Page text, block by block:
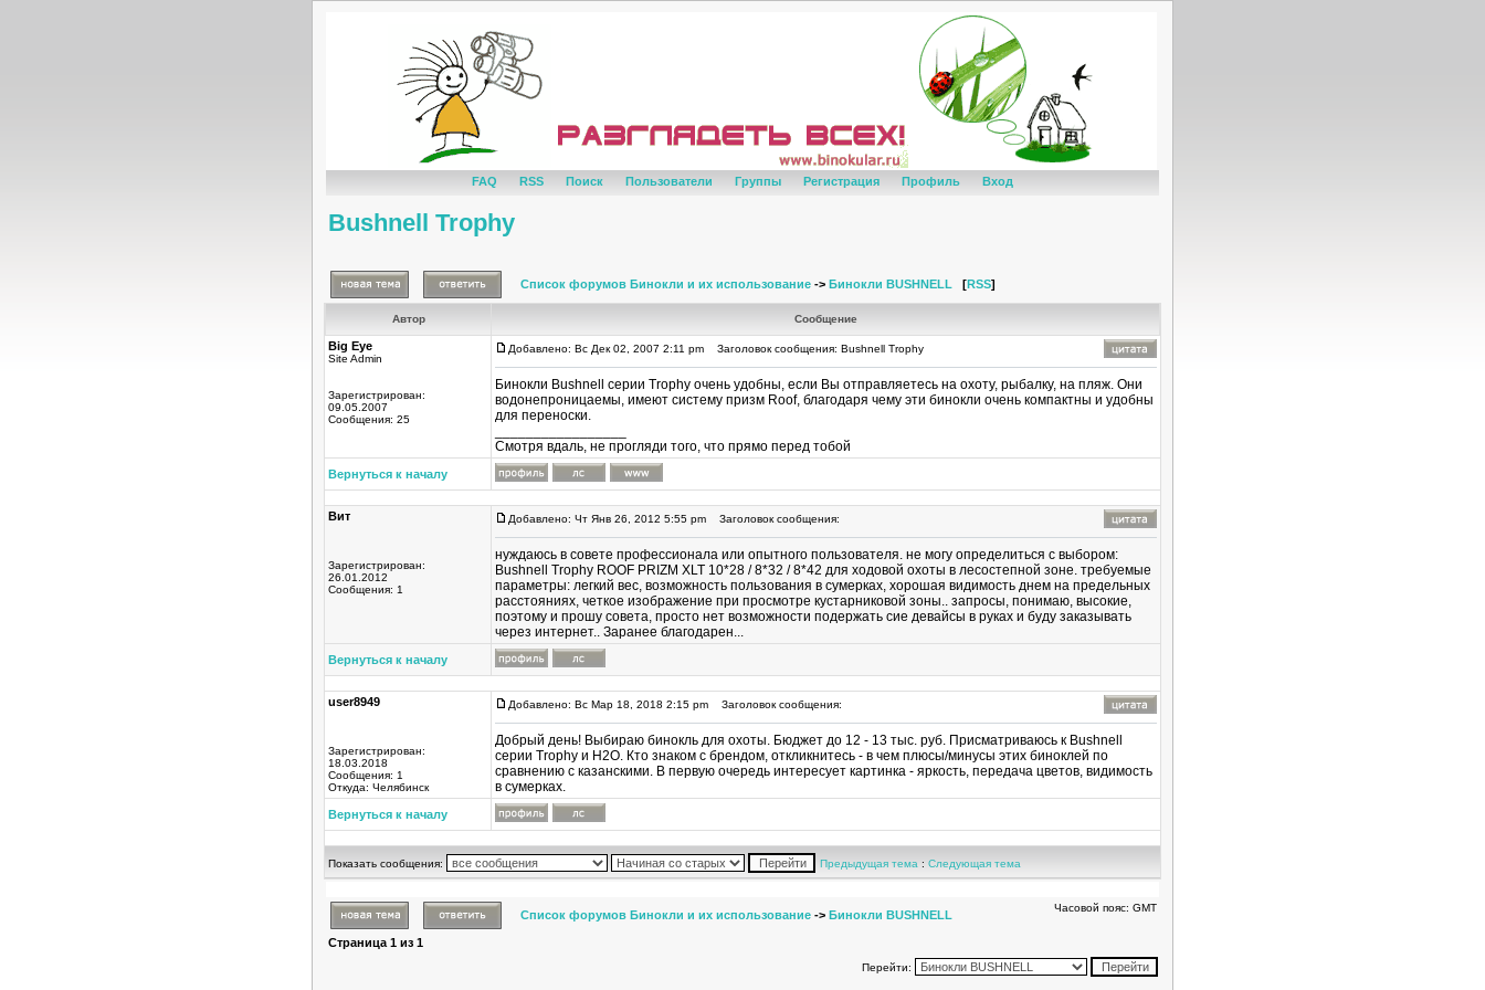
FAQ RSS Поиск Пользователи Группы Регистрация Профиль Вход
Bushnell Trophy
Список форумов Бинокли и их использование -> Бинокли BUSHNELL [RSS]
Автор Сообщение
Big Eye
Site Admin
Зарегистрирован:
09.05.2007
Сообщения: 25
Добавлено: Вс Дек 02, 2007 2:11 pm Заголовок сообщения: Bushnell Trophy
Бинокли Bushnell серии Trophy очень удобны, если Вы отправляетесь на охоту, рыбалку, на пляж. Они
водонепроницаемы, имеют систему призм Roof, благодаря чему эти бинокли очень компактны и удобны
для переноски.
Смотря вдаль, не прогляди того, что прямо перед тобой
Вернуться к началу
Вит
Зарегистрирован:
26.01.2012
Сообщения: 1
Добавлено: Чт Янв 26, 2012 5:55 pm Заголовок сообщения:
нуждаюсь в совете профессионала или опытного пользователя. не могу определиться с выбором:
Bushnell Trophy ROOF PRIZM XLT 10*28 / 8*32 / 8*42 для ходовой охоты в лесостепной зоне. требуемые
параметры: легкий вес, возможность пользования в сумерках, хорошая видимость днем на предельных
расстояниях, четкое изображение при просмотре кустарниковой зоны.. запросы, понимаю, высокие,
поэтому и прошу совета, просто нет возможности подержать сие девайсы в руках и буду заказывать
через интернет.. Заранее благодарен...
Вернуться к началу
user8949
Зарегистрирован:
18.03.2018
Сообщения: 1
Откуда: Челябинск
Добавлено: Вс Мар 18, 2018 2:15 pm Заголовок сообщения:
Добрый день! Выбираю бинокль для охоты. Бюджет до 12 - 13 тыс. руб. Присматриваюсь к Bushnell
серии Trophy и H2O. Кто знаком с брендом, откликнитесь - в чем плюсы/минусы этих биноклей по
сравнению с казанскими. В первую очередь интересует картинка - яркость, передача цветов, видимость
в сумерках.
Вернуться к началу
Показать сообщения: Предыдущая тема : Следующая тема
Список форумов Бинокли и их использование -> Бинокли BUSHNELL
Часовой пояс: GMT
Страница 1 из 1
Перейти: